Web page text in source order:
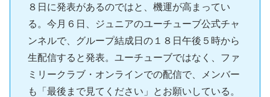
８日に発表があるのではと、機運が高まってい
る。今月６日、ジュニアのユーチューブ公式チャ
ンネルで、グループ結成日の１８日午後５時から
生配信すると発表。ユーチューブではなく、ファ
ミリークラブ・オンラインでの配信で、メンバー
も「最後まで見てください」とお願いしている。